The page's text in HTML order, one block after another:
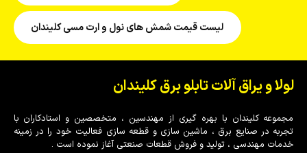
لیست قیمت شمش های نول و ارت مسی کلیندان
لولا و یراق آلات تابلو برق کلیندان
مجموعه کلیندان با بهره گیری از مهندسین ، متخصصین و استادکاران با
تجربه در صنایع برق ، ماشین سازی و قطعه سازی فعالیت خود را در زمینه
خدمات مهندسی ، تولید و فروش قطعات صنعتی آغاز نموده است .